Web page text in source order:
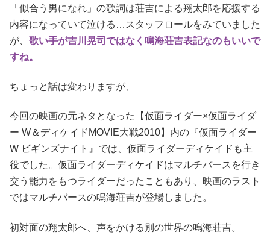
「似合う男になれ」の歌詞は荘吉による翔太郎を応援する
内容になっていて泣ける…スタッフロールをみていました
が、 歌い手が吉川晃司ではなく鳴海荘吉表記なのもいいで
すね。
ちょっと話は変わりますが、
今回の映画の元ネタとなった【仮面ライダー×仮面ライダ
ー W＆ディケイドMOVIE大戦2010】内の『仮面ライダー
W ビギンズナイト』では、仮面ライダーディケイドも主
役でした。仮面ライダーディケイドはマルチバースを行き
交う能力をもつライダーだったこともあり、映画のラスト
ではマルチバースの鳴海荘吉が登場しました。
初対面の翔太郎へ、声をかける別の世界の鳴海荘吉。